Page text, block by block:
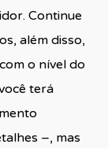
Continue
além disso,
o nível do
terá
–, mas